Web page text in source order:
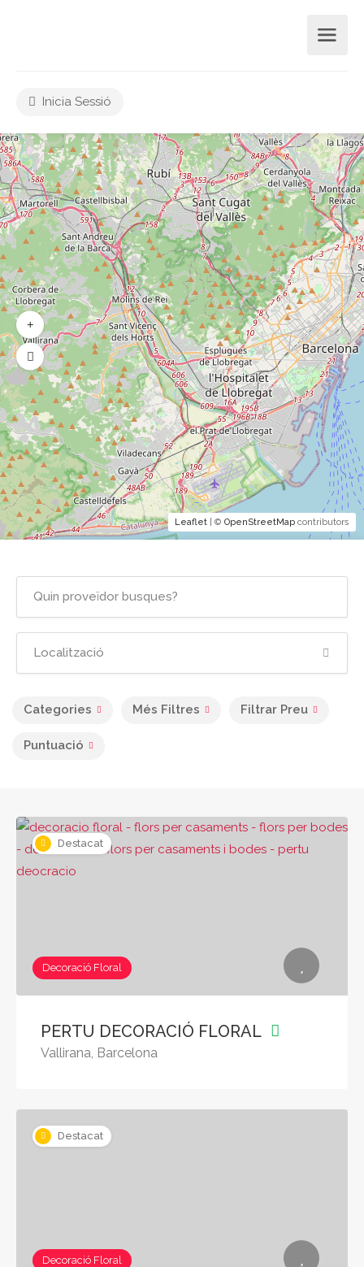
Inicia Sessió
Categories Més Filtres Filtrar Preu
Puntuació
Destacat
Decoració Floral
PERTU DECORACIÓ FLORAL
Vallirana, Barcelona
Destacat
Decoració Floral
Leaflet | © OpenStreetMap contributors